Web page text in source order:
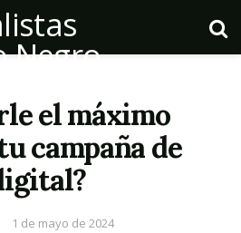
el máximo
campaña de
1 de mayo de 2024